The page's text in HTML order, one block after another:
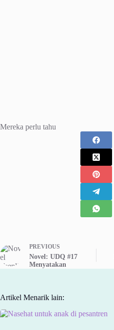
Mereka perlu tahu
PREVIOUS
Novel: UDQ #17
Menyatakan
Artikel Menarik lain: